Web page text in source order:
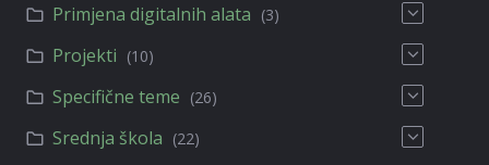
Primjena digitalnih alata (3)
Projekti (10)
Specifične teme (26)
Srednja škola (22)